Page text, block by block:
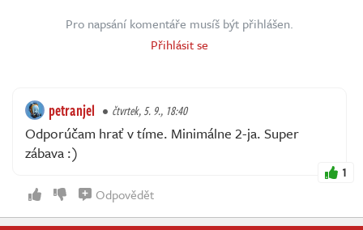
Pro napsání komentáře musíš být přihlášen.
Přihlásit se
petranjel čtvrtek, 5. 9., 18:40
Odporúčam hrať v tíme. Minimálne 2-ja. Super
zábava :)
1
Odpovědět